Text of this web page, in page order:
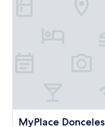
MyPlace Donceles
MyPlace Donceles